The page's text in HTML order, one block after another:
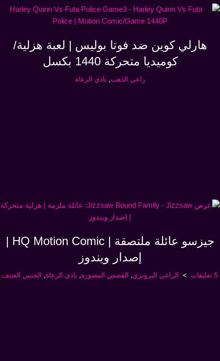
هارلي كوين ضد فوتا بوليس | لعبة هزلية/
كوميديا متحركة 1440 بكسل
راعي الذهب, نادي الرعاة
جيزسو عائلة ملتصقة | HQ Motion Comic |
إصدار ويندوز
5 تعليقات الراعي البرونزي, القصص المصورة, نادي الرعاة, الجنس العنيف